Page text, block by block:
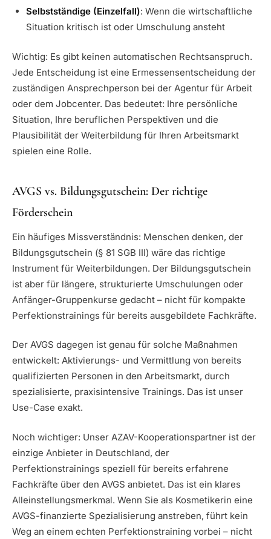
Selbstständige (Einzelfall): Wenn die wirtschaftliche
Situation kritisch ist oder Umschulung ansteht
Wichtig: Es gibt keinen automatischen Rechtsanspruch.
Jede Entscheidung ist eine Ermessensentscheidung der
zuständigen Ansprechperson bei der Agentur für Arbeit
oder dem Jobcenter. Das bedeutet: Ihre persönliche
Situation, Ihre beruflichen Perspektiven und die
Plausibilität der Weiterbildung für Ihren Arbeitsmarkt
spielen eine Rolle.
AVGS vs. Bildungsgutschein: Der richtige
Förderschein
Ein häufiges Missverständnis: Menschen denken, der
Bildungsgutschein (§ 81 SGB III) wäre das richtige
Instrument für Weiterbildungen. Der Bildungsgutschein
ist aber für längere, strukturierte Umschulungen oder
Anfänger-Gruppenkurse gedacht – nicht für kompakte
Perfektionstrainings für bereits ausgebildete Fachkräfte.
Der AVGS dagegen ist genau für solche Maßnahmen
entwickelt: Aktivierungs- und Vermittlung von bereits
qualifizierten Personen in den Arbeitsmarkt, durch
spezialisierte, praxisintensive Trainings. Das ist unser
Use-Case exakt.
Noch wichtiger: Unser AZAV-Kooperationspartner ist der
einzige Anbieter in Deutschland, der
Perfektionstrainings speziell für bereits erfahrene
Fachkräfte über den AVGS anbietet. Das ist ein klares
Alleinstellungsmerkmal. Wenn Sie als Kosmetikerin eine
AVGS-finanzierte Spezialisierung anstreben, führt kein
Weg an einem echten Perfektionstraining vorbei – nicht